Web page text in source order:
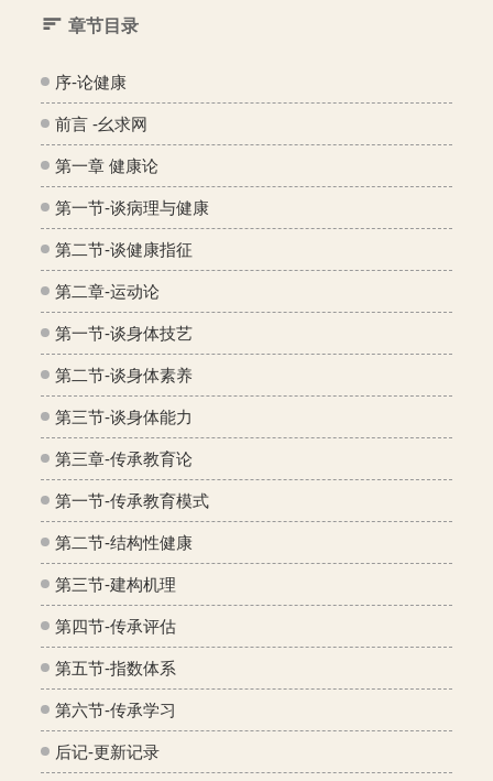
章节目录
序-论健康
前言 -幺求网
第一章 健康论
第一节-谈病理与健康
第二节-谈健康指征
第二章-运动论
第一节-谈身体技艺
第二节-谈身体素养
第三节-谈身体能力
第三章-传承教育论
第一节-传承教育模式
第二节-结构性健康
第三节-建构机理
第四节-传承评估
第五节-指数体系
第六节-传承学习
后记-更新记录